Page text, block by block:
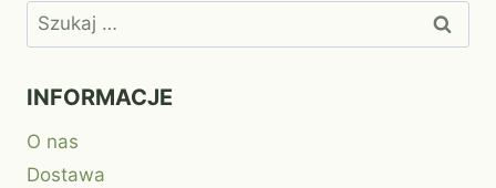
Szukaj:
INFORMACJE
O nas
Dostawa